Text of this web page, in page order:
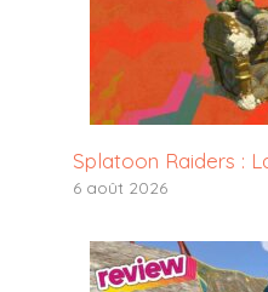
Splatoon Raiders :
6 août 2026